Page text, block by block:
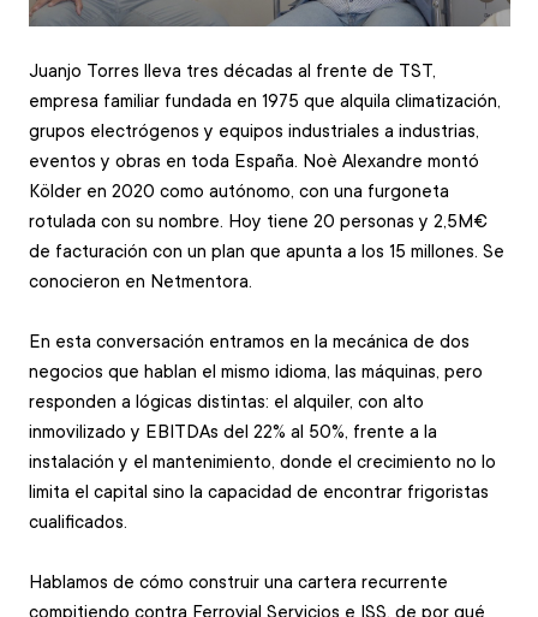
Juanjo Torres lleva tres décadas al frente de TST,
empresa familiar fundada en 1975 que alquila climatización,
grupos electrógenos y equipos industriales a industrias,
eventos y obras en toda España. Noè Alexandre montó
Kölder en 2020 como autónomo, con una furgoneta
rotulada con su nombre. Hoy tiene 20 personas y 2,5M€
de facturación con un plan que apunta a los 15 millones. Se
conocieron en Netmentora.
En esta conversación entramos en la mecánica de dos
negocios que hablan el mismo idioma, las máquinas, pero
responden a lógicas distintas: el alquiler, con alto
inmovilizado y EBITDAs del 22% al 50%, frente a la
instalación y el mantenimiento, donde el crecimiento no lo
limita el capital sino la capacidad de encontrar frigoristas
cualificados.
Hablamos de cómo construir una cartera recurrente
compitiendo contra Ferrovial Servicios e ISS, de por qué